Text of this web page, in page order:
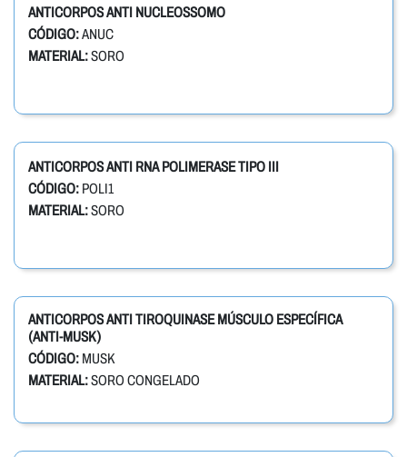
ANTICORPOS ANTI NUCLEOSSOMO
CÓDIGO:ANUC
MATERIAL:SORO
ANTICORPOS ANTI RNA POLIMERASE TIPO III
CÓDIGO: POLI1
MATERIAL:SORO
ANTICORPOS ANTI TIROQUINASE MÚSCULO ESPECÍFICA
(ANTI-MUSK)
CÓDIGO: MUSK
MATERIAL:SORO CONGELADO